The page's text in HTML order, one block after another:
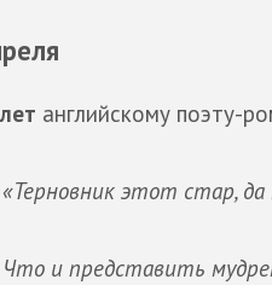
английскому поэту-
«Терновник этот стар,
Что и представить